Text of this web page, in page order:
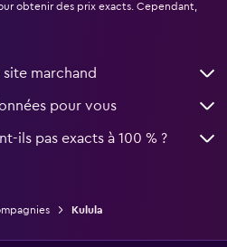
obtenir des prix exacts. Cependant,
marchand
pour vous
ils pas exacts à 100 % ?
Kulula